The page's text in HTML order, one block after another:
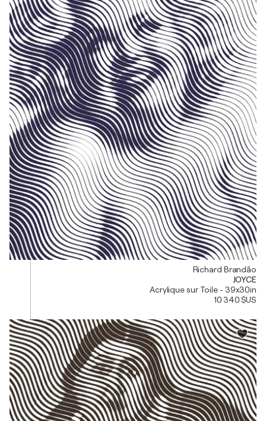
Richard Brandão
JOYCE
Acrylique sur Toile - 39x30in
10 340 $US